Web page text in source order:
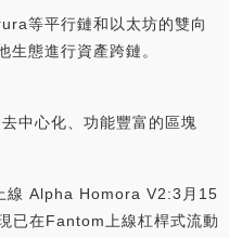
等平行鏈和以太坊的雙向
生態進行資產跨鏈。
中心化、功能豐富的區塊
Alpha Homora V2:3月15
已在Fantom上線杠桿式流動